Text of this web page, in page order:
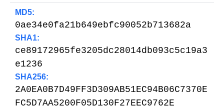
MD5:
0ae34e0fa21b649ebfc90052b713682a
SHA1:
ce89172965fe3205dc28014db093c5c19a3
e1236
SHA256:
2A0EA0B7D49FF3D309AB51EC94B06C7370E
FC5D7AA5200F05D130F27EEC9762E